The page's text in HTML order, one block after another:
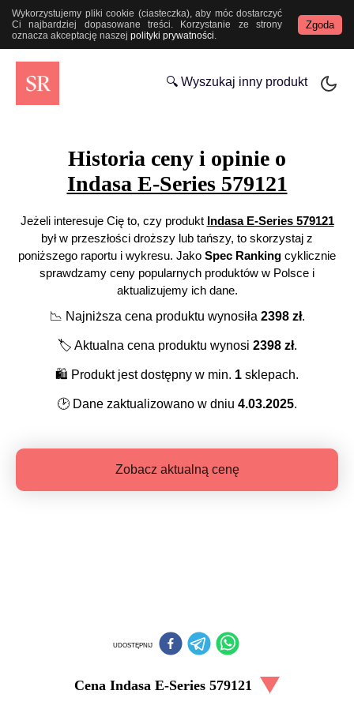
Wykorzystujemy pliki cookie (ciasteczka), aby móc dostarczyć
Ci najbardziej dopasowane treści. Korzystanie ze strony
oznacza akceptację naszej polityki prywatności.
Zgoda
🔍 Wyszukaj inny produkt
Historia ceny i opinie o
Indasa E-Series 579121
Jeżeli interesuje Cię to, czy produkt Indasa E-Series 579121
był w przeszłości droższy lub tańszy, to skorzystaj z
poniższego raportu i wykresu. Jako Spec Ranking cyklicznie
sprawdzamy ceny popularnych produktów w Polsce i
aktualizujemy ich dane.
📉 Najniższa cena produktu wynosiła 2398zł.
🏷️ Aktualna cena produktu wynosi 2398zł.
🛍️ Produkt jest dostępny w min. 1 sklepach.
🕑 Dane zaktualizowano w dniu 4.03.2025.
Zobacz aktualną cenę
UDOSTĘPNIJ
Cena Indasa E-Series 579121